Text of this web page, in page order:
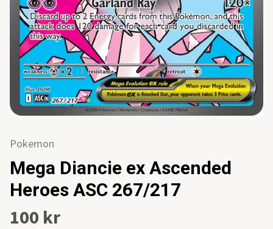
Pokemon
Mega Diancie ex Ascended
Heroes ASC 267/217
100 kr